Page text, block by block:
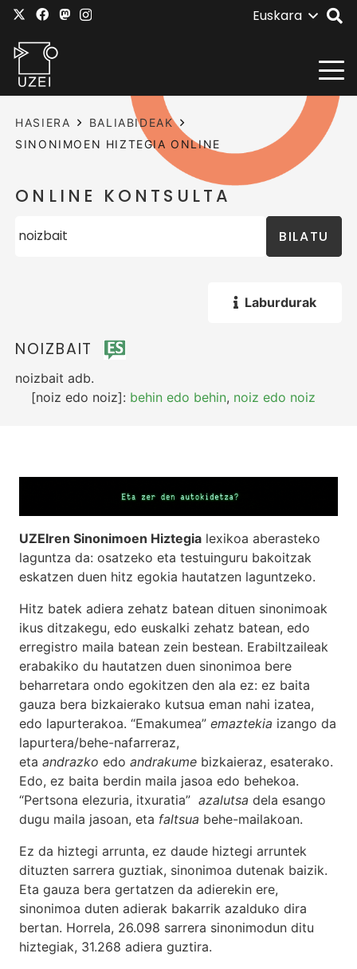
Euskara
HASIERA
BALIABIDEAK
SINONIMOEN HIZTEGIA ONLINE
ONLINE KONTSULTA
BILATU
Laburdurak
NOIZBAIT
noizbait adb.
[noiz edo noiz]: behin edo behin, noiz edo noiz
UZEIren Sinonimoen Hiztegia lexikoa aberasteko
laguntza da: osatzeko eta testuinguru bakoitzak
eskatzen duen hitz egokia hautatzen laguntzeko.
Hitz batek adiera zehatz batean dituen sinonimoak
ikus ditzakegu, edo euskalki zehatz batean, edo
erregistro maila batean zein bestean. Erabiltzaileak
erabakiko du hautatzen duen sinonimoa bere
beharretara ondo egokitzen den ala ez: ez baita
gauza bera bizkaierako kutsua eman nahi izatea,
edo lapurterakoa. “Emakumea” emaztekia izango da
lapurtera/behe-nafarreraz,
eta andrazko edo andrakume bizkaieraz, esaterako.
Edo, ez baita berdin maila jasoa edo behekoa.
“Pertsona elezuria, itxuratia” azalutsa dela esango
dugu maila jasoan, eta faltsua behe-mailakoan.
Ez da hiztegi arrunta, ez daude hiztegi arruntek
dituzten sarrera guztiak, sinonimoa dutenak baizik.
Eta gauza bera gertatzen da adierekin ere,
sinonimoa duten adierak bakarrik azalduko dira
bertan. Horrela, 26.098 sarrera sinonimodun ditu
hiztegiak, 31.268 adiera guztira.